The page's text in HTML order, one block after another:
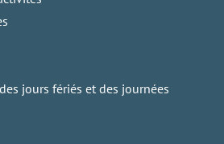
jours fériés et des journées